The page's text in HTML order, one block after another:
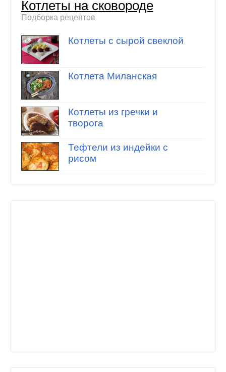
Котлеты на сковороде
Подборка рецептов
Котлеты с сырой свеклой
Котлета Миланская
Котлеты из гречки и
творога
Тефтели из индейки с
рисом